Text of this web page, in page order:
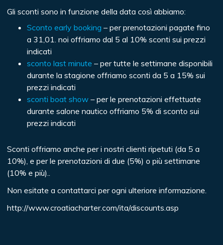
Gli sconti sono in funzione della data così abbiamo:
Sconto early booking – per prenotazioni pagate fino
a 31,01. noi offriamo dal 5 al 10% sconti sui prezzi
indicati
sconto last minute – per tutte le settimane disponibili
durante la stagione offriamo sconti da 5 a 15% sui
prezzi indicati
sconti boat show – per le prenotazioni effettuate
durante salone nautico offriamo 5% di sconto sui
prezzi indicati
Sconti offriamo anche per i nostri clienti ripetuti (da 5 a
10%), e per le prenotazioni di due (5%) o più settimane
(10% e più)..
Non esitate a contattarci per ogni ulteriore informazione.
http://www.croatiacharter.com/ita/discounts.asp